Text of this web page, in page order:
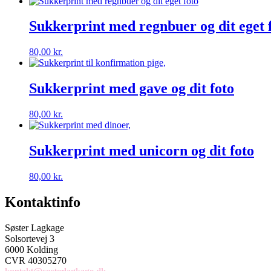
Sukkerprint med regnbuer og dit eget
80,00 kr.
Sukkerprint med gave og dit foto
80,00 kr.
Sukkerprint med unicorn og dit foto
80,00 kr.
Kontaktinfo
Søster Lagkage
Solsortevej 3
6000 Kolding
CVR 40305270